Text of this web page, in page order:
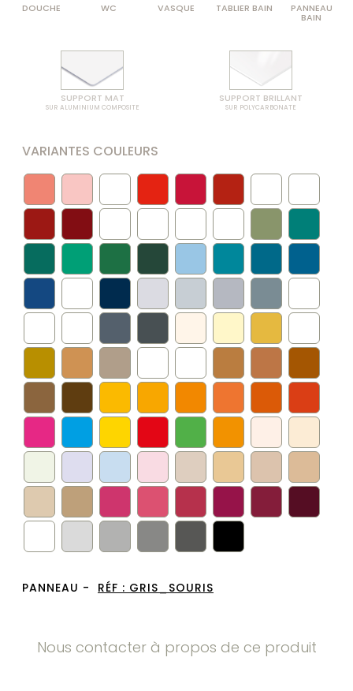
DOUCHE WC VASQUE TABLIER BAIN PANNEAU
BAIN
SUPPORT MAT
SUR ALUMINIUM COMPOSITE
SUPPORT BRILLANT
SUR POLYCARBONATE
VARIANTES COULEURS
PANNEAU - RÉF : GRIS_SOURIS
Nous contacter à propos de ce produit